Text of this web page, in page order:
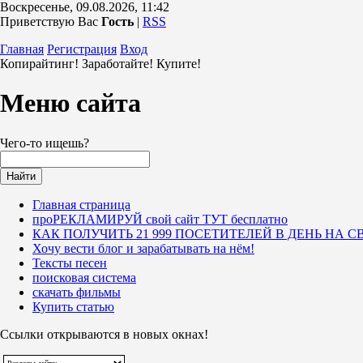
Воскресенье, 09.08.2026, 11:42
Приветствую Вас Гость | RSS
Главная Регистрация Вход
Копирайтинг! Заработайте! Купите!
Меню сайта
Чего-то ищешь?
Главная страница
проРЕКЛАМИРУЙ свой сайт ТУТ бесплатно
КАК ПОЛУЧИТЬ 21 999 ПОСЕТИТЕЛЕЙ В ДЕНЬ НА
Хочу вести блог и зарабатывать на нём!
Тексты песен
поисковая система
скачать фильмы
Купить статью
Ссылки открываются в новых окнах!